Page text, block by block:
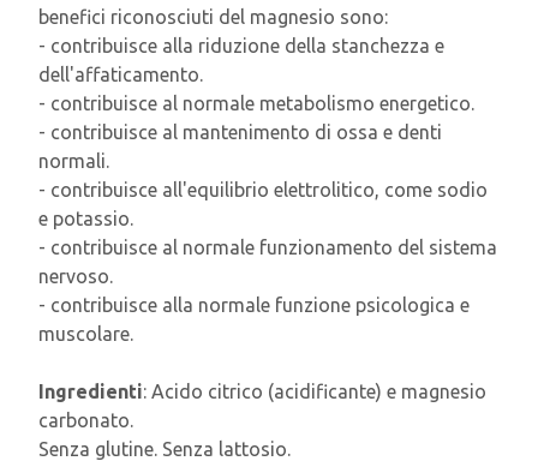
benefici riconosciuti del magnesio sono:
- contribuisce alla riduzione della stanchezza e
dell'affaticamento.
- contribuisce al normale metabolismo energetico.
- contribuisce al mantenimento di ossa e denti
normali.
- contribuisce all'equilibrio elettrolitico, come sodio
e potassio.
- contribuisce al normale funzionamento del sistema
nervoso.
- contribuisce alla normale funzione psicologica e
muscolare.
Ingredienti: Acido citrico (acidificante) e magnesio
carbonato.
Senza glutine. Senza lattosio.